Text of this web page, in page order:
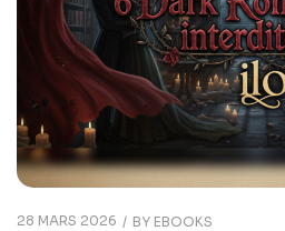
28 MARS 2026 BY EBOOKS